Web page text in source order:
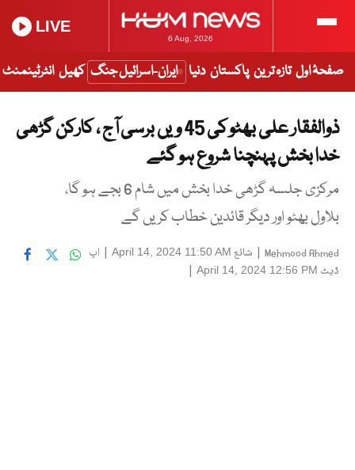
6 Aug, 2026
LIVE
صفحۂ اول تازہ ترین پاکستان دنیا ایران-اسرائیل جنگ کھیل انٹرٹینمنٹ
ذوالفقار علی بھٹو کی 45 ویں برسی آج ، کارکن گڑھی
خدا بخش پہنچنا شروع ہو گئے
مرکزی جلسہ گڑھی خدا بخش میں شام 6 بجے ہو گا،
بلاول بھٹو اور دیگر قائدین خطاب کریں گے
Mehmood Ahmed
| شائع April 14, 2024 11:50 AM
| اپ
ڈیٹ April 14, 2024 12:56 PM
|